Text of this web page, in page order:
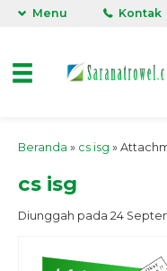
Menu Kontak
Beranda » cs isg »
cs isg
Diunggah pada 24